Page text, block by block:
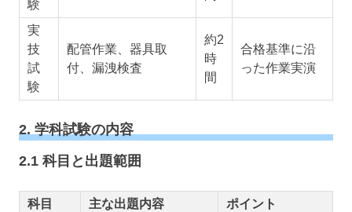
験
実
技
試
験
配管作業、器具取
付、漏洩検査
約2
時
間
合格基準に沿
った作業実演
2. 学科試験の内容
2.1 科目と出題範囲
科目 主な出題内容
ポイント